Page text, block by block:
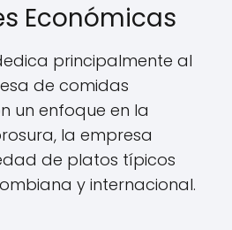
Económicas
dedica principalmente al
de comidas
un enfoque en la
la empresa
de platos típicos
y internacional.